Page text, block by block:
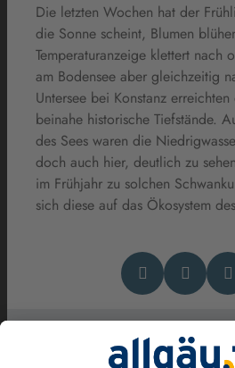
Die letzten Wochen hat der
die Sonne scheint, Blumen
Temperaturanzeige klettert nach
am Bodensee aber gleichzeitig
Untersee bei Konstanz
beinahe historische Tiefstände.
des Sees waren die
doch auch hier, deutlich zu
im Frühjahr zu solchen
sich diese auf das Ökosystem